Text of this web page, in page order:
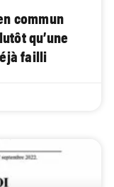
commun
qu’une
failli